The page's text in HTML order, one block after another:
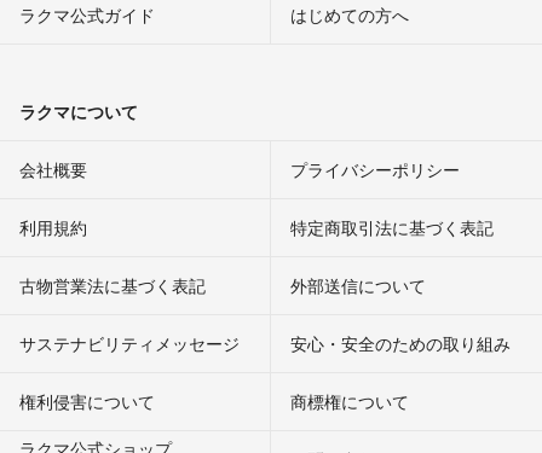
ラクマ公式ガイド はじめての方へ
ラクマについて
会社概要 プライバシーポリシー
利用規約 特定商取引法に基づく表記
古物営業法に基づく表記 外部送信について
サステナビリティメッセージ 安心・安全のための取り組み
権利侵害について
商標権について